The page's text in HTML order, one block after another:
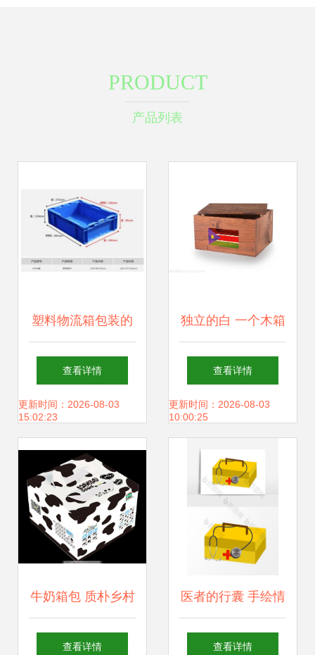
PRODUCT
产品列表
塑料物流箱包装的
全面解析
查看详情
更新时间：2026-08-03
15:02:23
独立的白 一个木箱
的静默叙事
查看详情
更新时间：2026-08-03
10:00:25
牛奶箱包 质朴乡村
与现代创意的奇妙
查看详情
医者的行囊 手绘情
感的温度与医学的
查看详情